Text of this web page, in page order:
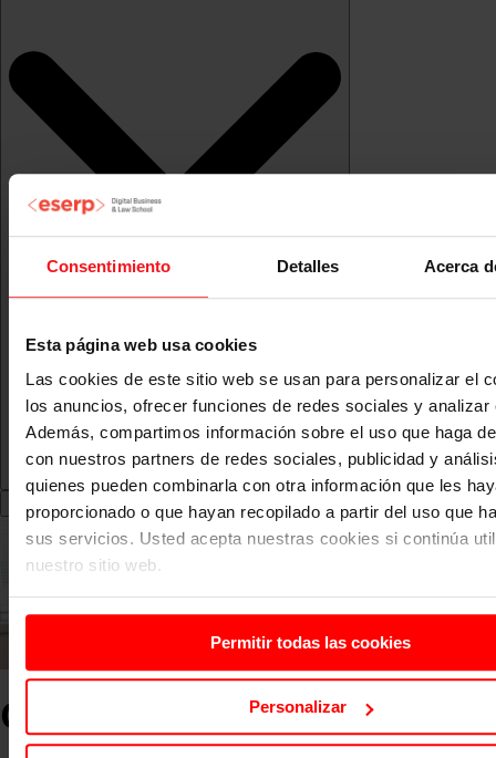
Consentimiento Detalles Acerca
Esta página web usa cookies
Las cookies de este sitio web se usan para personalizar el
los anuncios, ofrecer funciones de redes sociales y analizar
Además, compartimos información sobre el uso que haga
con nuestros partners de redes sociales, publicidad y
quienes pueden combinarla con otra información que les
proporcionado o que hayan recopilado a partir del uso que
sus servicios. Usted acepta nuestras cookies si continúa
nuestro sitio web.
Permitir todas las cookies
Personalizar
Cursos Executiveen eserp